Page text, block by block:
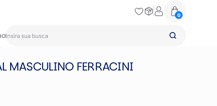
0
MASCULINO FERRACINI